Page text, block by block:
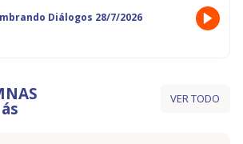
Diálogos 28/7/2026
VER TODO